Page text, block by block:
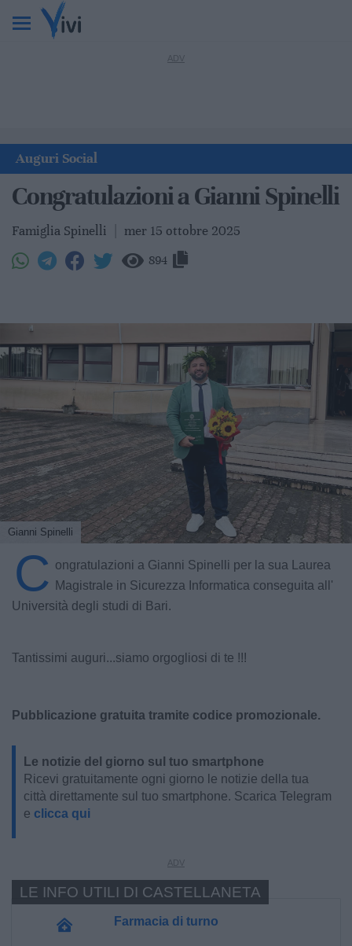
Auguri Social
Congratulazioni a Gianni Spinelli
Famiglia Spinelli mer 15 ottobre 2025
894
Gianni Spinelli
C ongratulazioni a Gianni Spinelli per la sua Laurea
Magistrale in Sicurezza Informatica conseguita all'
Università degli studi di Bari.
Tantissimi auguri...siamo orgogliosi di te !!!
Pubblicazione gratuita tramite codice promozionale.
Le notizie del giorno sul tuo smartphone
Ricevi gratuitamente ogni giorno le notizie della tua
città direttamente sul tuo smartphone. Scarica Telegram
e clicca qui
Farmacia di turno
LE INFO UTILI DI CASTELLANETA